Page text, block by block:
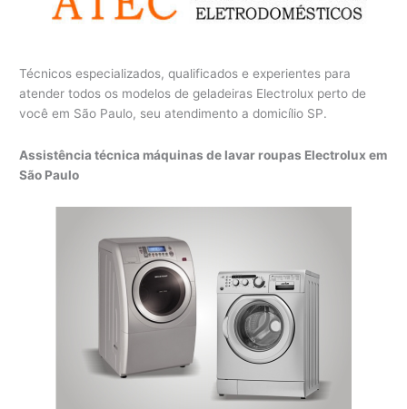
Técnicos especializados, qualificados e experientes para
atender todos os modelos de geladeiras Electrolux perto de
você em São Paulo, seu atendimento a domicílio SP.
Assistência técnica máquinas de lavar roupas Electrolux em
São Paulo